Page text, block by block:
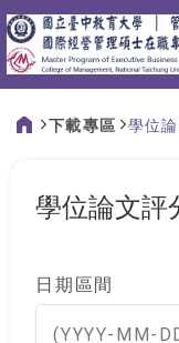
:::
下載專區 學位
學位論文評
日期區間
(YYYY-MM-